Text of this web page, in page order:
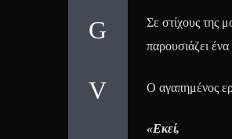
Σε στίχους της
παρουσιάζει
Ο αγαπημένος
«Εκεί,